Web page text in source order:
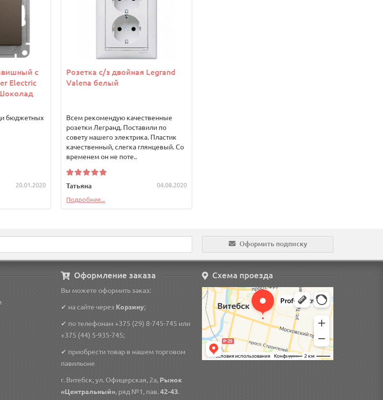
с
Electric
бюджетных
20.01.2020
Розетка с/з двойная Legrand
Valena белый
Всем рекомендую качественные
розетки Легранд. Поставили по
совету нашего электрика. Пластик
качественный, слегка глянцевый. Со
временем он не поте..
Татьяна 04.08.2020
Подробнее...
Оформить подписку
Оформление заказа
Вы можете оформить заказ:
✔ на сайте через Корзину;
✔ по телефонам+375 (29) 8-745-745 или
+375 (44) 5-935-745;
✔ приобрести товар в нашем торговом
павильоне
г. Витебск, ул. Офицерская, 2а, Рынок
«Центральный», ряд №1, пав.42-43.
Схема проезда